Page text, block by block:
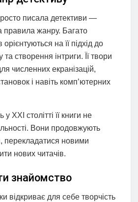
писала детективи —
жанру. Багато
на її підхід до
створення інтриги. Її твори
численних екранізацій,
і навіть комп’ютерних
XXI столітті її книги не
Вони продовжують
перекладатися новими
нових читачів.
знайомство
відкриває для себе творчість